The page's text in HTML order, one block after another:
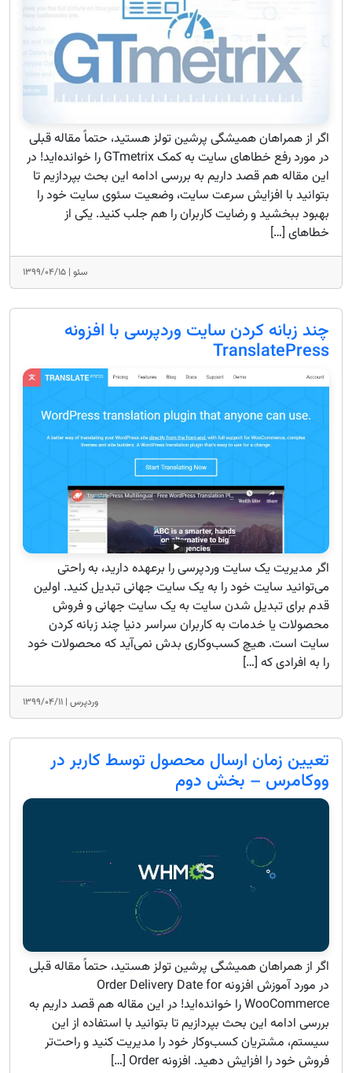
اگر از همراهان همیشگی پرشین تولز هستید، حتماً مقاله قبلی
در مورد رفع خطاهای سایت به کمک GTmetrix را خوانده‌اید! در
این مقاله هم قصد داریم به بررسی ادامه این بحث بپردازیم تا
بتوانید با افزایش سرعت سایت، وضعیت سئوی سایت خود را
بهبود ببخشید و رضایت کاربران را هم جلب کنید. یکی از
خطاهای […]
سئو | ۱۳۹۹/۰۴/۱۵
چند زبانه کردن سایت‌ وردپرسی با افزونه
TranslatePress
اگر مدیریت یک سایت وردپرسی را برعهده دارید، به راحتی
می‌توانید سایت خود را به یک سایت جهانی تبدیل کنید. اولین
قدم برای تبدیل شدن سایت به یک سایت جهانی و فروش
محصولات یا خدمات به کاربران سراسر دنیا چند زبانه کردن
سایت است. هیچ کسب‌وکاری بدش نمی‌آید که محصولات خود
را به افرادی که […]
وردپرس | ۱۳۹۹/۰۴/۱۱
تعیین زمان ارسال محصول توسط کاربر در
ووکامرس – بخش دوم
اگر از همراهان همیشگی پرشین تولز هستید، حتماً مقاله قبلی
در مورد آموزش افزونه Order Delivery Date for
WooCommerce را خوانده‌اید! در این مقاله هم قصد داریم به
بررسی ادامه این بحث بپردازیم تا بتوانید با استفاده از این
سیستم، مشتریان کسب‌وکار خود را مدیریت کنید و راحت‌تر
فروش خود را افزایش دهید. افزونه Order […]